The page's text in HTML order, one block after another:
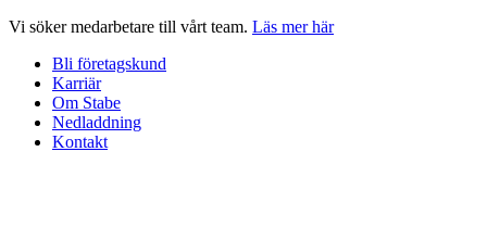
Hoppa
innehåll
Vi söker medarbetare till vårt team. Läs mer här
Bli företagskund
Karriär
Om Stabe
Nedladdning
Kontakt